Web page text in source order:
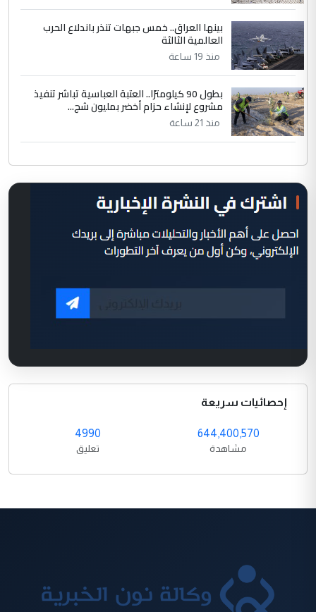
بينها العراق.. خمس جبهات تنذر باندلاع الحرب
العالمية الثالثة
منذ 19 ساعة
بطول 90 كيلومترًا.. العتبة العباسية تباشر تنفيذ
مشروع لإنشاء حزام أخضر بمليون شج...
منذ 21 ساعة
إحصائيات سريعة
644,400,570
مشاهدة
4990
تعليق